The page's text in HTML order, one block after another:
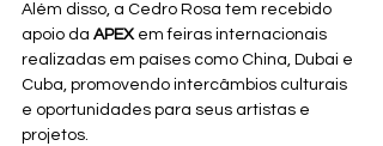
Além disso, a Cedro Rosa tem recebido
apoio da APEX em feiras internacionais
realizadas em países como China, Dubai e
Cuba, promovendo intercâmbios culturais
e oportunidades para seus artistas e
projetos.